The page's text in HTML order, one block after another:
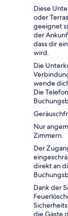
Diese
oder
geeignet
der
dass dir
wird.
Die
wende
Die
Nur
Zimmern.
Der
direkt an
Dank der
die Gäste